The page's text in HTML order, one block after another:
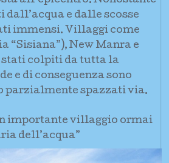
dall’acqua e dalle scosse
immensi. Villaggi come
“Sisiana”), New Manra e
stati colpiti da tutta la
e di conseguenza sono
parzialmente spazzati via.
importante villaggio ormai
dell’acqua”